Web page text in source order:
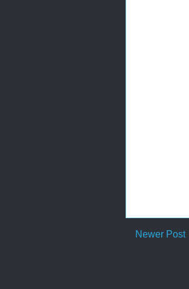
Newer Post